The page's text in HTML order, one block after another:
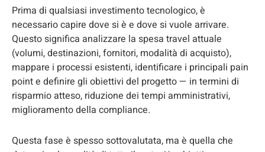
Prima di qualsiasi investimento tecnologico, è
necessario capire dove si è e dove si vuole arrivare.
Questo significa analizzare la spesa travel attuale
(volumi, destinazioni, fornitori, modalità di acquisto),
mappare i processi esistenti, identificare i principali pain
point e definire gli obiettivi del progetto — in termini di
risparmio atteso, riduzione dei tempi amministrativi,
miglioramento della compliance.
Questa fase è spesso sottovalutata, ma è quella che